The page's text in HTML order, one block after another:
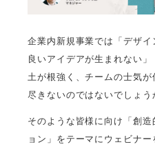
企業内新規事業では「デザ
良いアイデアが生まれない」
土が根強く、チームの士気
尽きないのではないでしょう
そのような皆様に向け「創
ョン」をテーマにウェビナー